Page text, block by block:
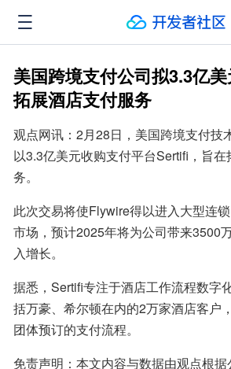
美国跨境支付公司拟3.3亿
拓展酒店支付服务
观点网讯：2月28日，美国跨境支付技
以3.3亿美元收购支付平台Sertifi，旨在
务。
此次交易将使Flywire得以进入大型连
市场，预计2025年将为公司带来3500
入增长。
据悉，Sertifi专注于酒店工作流程数字
括万豪、希尔顿在内的2万家酒店客户
团体预订的支付流程。
免责声明：本文内容与数据由观点根